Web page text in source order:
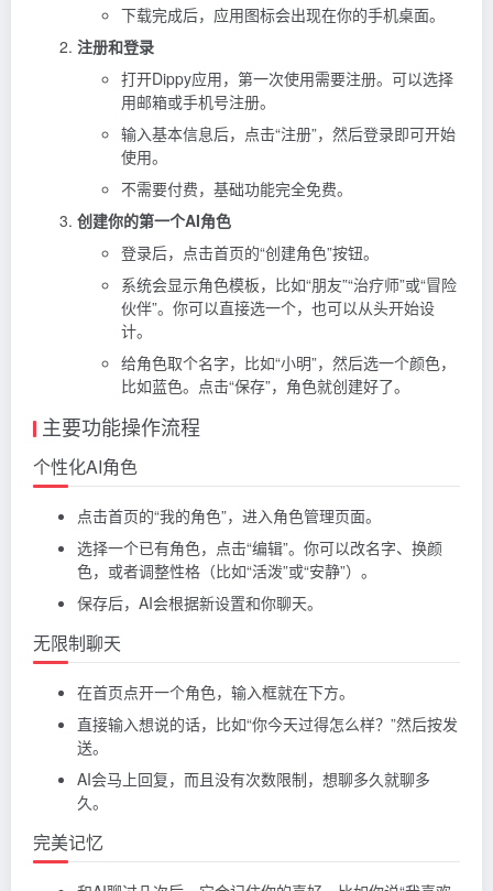
下载完成后，应用图标会出现在你的手机桌面。
注册和登录
打开Dippy应用，第一次使用需要注册。可以选择
用邮箱或手机号注册。
输入基本信息后，点击“注册”，然后登录即可开始
使用。
不需要付费，基础功能完全免费。
创建你的第一个AI角色
登录后，点击首页的“创建角色”按钮。
系统会显示角色模板，比如“朋友”“治疗师”或“冒险
伙伴”。你可以直接选一个，也可以从头开始设
计。
给角色取个名字，比如“小明”，然后选一个颜色，
比如蓝色。点击“保存”，角色就创建好了。
主要功能操作流程
个性化AI角色
点击首页的“我的角色”，进入角色管理页面。
选择一个已有角色，点击“编辑”。你可以改名字、换颜
色，或者调整性格（比如“活泼”或“安静”）。
保存后，AI会根据新设置和你聊天。
无限制聊天
在首页点开一个角色，输入框就在下方。
直接输入想说的话，比如“你今天过得怎么样？”然后按发
送。
AI会马上回复，而且没有次数限制，想聊多久就聊多
久。
完美记忆